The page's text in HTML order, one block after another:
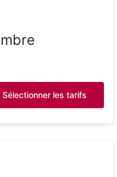
Sélectionner les tarifs